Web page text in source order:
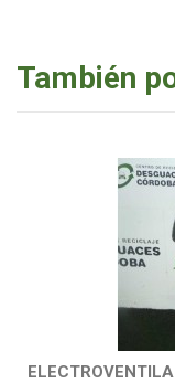
También